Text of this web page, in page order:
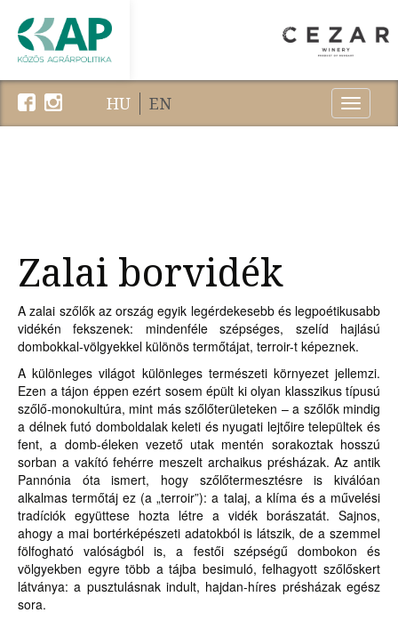
HU EN Menu
Zalai borvidék
A zalai szőlők az ország egyik legérdekesebb és legpoétikusabb
vidékén fekszenek: mindenféle szépséges, szelíd hajlású
dombokkal-völgyekkel különös termőtájat, terroir-t képeznek.
A különleges világot különleges természeti környezet jellemzi.
Ezen a tájon éppen ezért sosem épült ki olyan klasszikus típusú
szőlő-monokultúra, mint más szőlőterületeken – a szőlők mindig
a délnek futó domboldalak keleti és nyugati lejtőire települtek és
fent, a domb-éleken vezető utak mentén sorakoztak hosszú
sorban a vakító fehérre meszelt archaikus présházak. Az antik
Pannónia óta ismert, hogy szőlőtermesztésre is kiválóan
alkalmas termőtáj ez (a „terroir”): a talaj, a klíma és a művelési
tradíciók együttese hozta létre a vidék borászatát. Sajnos,
ahogy a mai bortérképészeti adatokból is látszik, de a szemmel
fölfogható valóságból is, a festői szépségű dombokon és
völgyekben egyre több a tájba besimuló, felhagyott szőlőskert
látványa: a pusztulásnak indult, hajdan-híres présházak egész
sora.